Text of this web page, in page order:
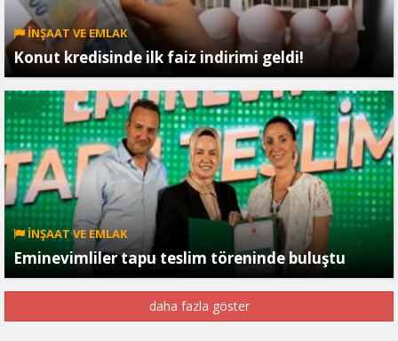
İNŞAAT VE EMLAK
Konut kredisinde ilk faiz indirimi geldi!
İNŞAAT VE EMLAK
Eminevimliler tapu teslim töreninde buluştu
daha fazla göster